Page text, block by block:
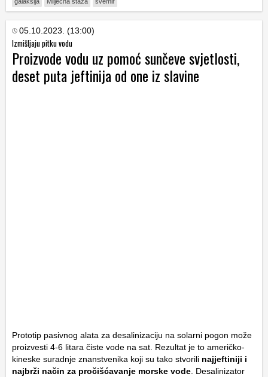
05.10.2023. (13:00)
Izmišljaju pitku vodu
Proizvode vodu uz pomoć sunčeve svjetlosti,
deset puta jeftinija od one iz slavine
Prototip pasivnog alata za desalinizaciju na solarni pogon može
proizvesti 4-6 litara čiste vode na sat. Rezultat je to američko-
kineske suradnje znanstvenika koji su tako stvorili najjeftiniji i
najbrži način za pročišćavanje morske vode . Desalinizator